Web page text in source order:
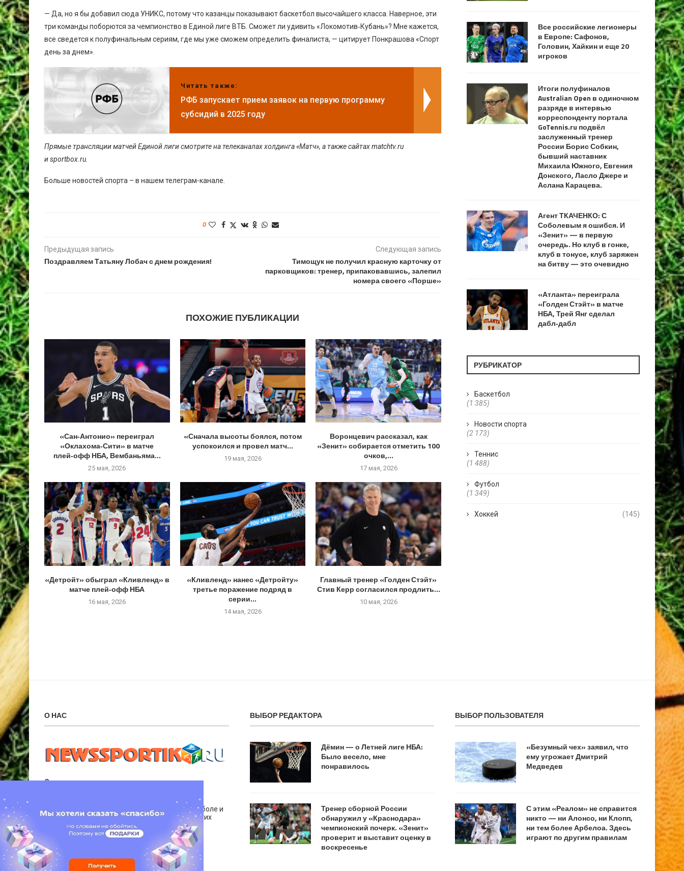
— Да, но я бы добавил сюда УНИКС, потому что казанцы показывают баскетбол высочайшего класса. Наверное, эти
три команды поборются за чемпионство в Единой лиге ВТБ. Сможет ли удивить «Локомотив‑Кубань»? Мне кажется,
все сведется к полуфинальным сериям, где мы уже сможем определить финалиста, — цитирует Понкрашова «Спорт
день за днем».
Читать также:
РФБ запускает прием заявок на первую программу
субсидий в 2025 году
Прямые трансляции матчей Единой лиги смотрите на телеканалах холдинга «Матч», а также сайтах matchtv.ru
и sportbox.ru.
Больше новостей спорта – в нашем телеграм-канале.
0
Предыдущая запись
Поздравляем Татьяну Лобач с днем рождения!
Следующая запись
Тимощук не получил красную карточку от
парковщиков: тренер, припаковавшись, залепил
номера своего «Порше»
ПОХОЖИЕ ПУБЛИКАЦИИ
«Сан‑Антонио» переиграл
«Оклахома‑Сити» в матче
плей‑офф НБА, Вембаньяма...
25 мая, 2026
«Сначала высоты боялся, потом
успокоился и провел матч...
19 мая, 2026
Воронцевич рассказал, как
«Зенит» собирается отметить 100
очков,...
17 мая, 2026
«Детройт» обыграл «Кливленд» в
матче плей‑офф НБА
16 мая, 2026
«Кливленд» нанес «Детройту»
третье поражение подряд в
серии...
14 мая, 2026
Главный тренер «Голден Стэйт»
Стив Керр согласился продлить...
10 мая, 2026
Все российские легионеры
в Европе: Сафонов,
Головин, Хайкин и еще 20
игроков
Итоги полуфиналов
Australian Open в одиночном
разряде в интервью
корреспонденту портала
GoTennis.ru подвёл
заслуженный тренер
России Борис Собкин,
бывший наставник
Михаила Южного, Евгения
Донского, Ласло Джере и
Аслана Карацева.
Агент ТКАЧЕНКО: С
Соболевым я ошибся. И
«Зенит» — в первую
очередь. Но клуб в гонке,
клуб в тонусе, клуб заряжен
на битву — это очевидно
«Атланта» переиграла
«Голден Стэйт» в матче
НБА, Трей Янг сделал
дабл‑дабл
РУБРИКАТОР
Баскетбол
(1 385)
Новости спорта
(2 173)
Теннис
(1 488)
Футбол
(1 349)
Хоккей (145)
О НАС
Спортивная арена.
корреспондентами со всего земного шара. Мы
публикуем новости о футболе и хоккее, баскетболе и
теннисе. Также актуальная информация о других
видах спорта.
ВЫБОР РЕДАКТОРА
Дёмин — о Летней лиге НБА:
Было весело, мне
понравилось
Тренер сборной России
обнаружил у «Краснодара»
чемпионский почерк. «Зенит»
проверит и выставит оценку в
воскресенье
ВЫБОР ПОЛЬЗОВАТЕЛЯ
«Безумный чех» заявил, что
ему угрожает Дмитрий
Медведев
С этим «Реалом» не справится
никто — ни Алонсо, ни Клопп,
ни тем более Арбелоа. Здесь
играют по другим правилам